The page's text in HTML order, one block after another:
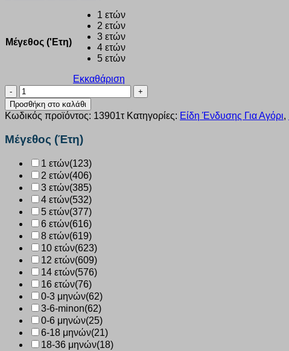
Μέγεθος ('Ετη)
1 ετών
2 ετών
3 ετών
4 ετών
5 ετών
Εκκαθάριση
Σετ
αγόρι
Joyce
“rock”
τιρκουάζ
13901
Προσθήκη στο καλάθι
Κωδικός προϊόντος: 13901τ Κατηγορίες: Είδη Ένδυσης Για Αγόρι,
Μέγεθος (Έτη)
1 ετών(123)
2 ετών(406)
3 ετών(385)
4 ετών(532)
5 ετών(377)
6 ετών(616)
8 ετών(619)
10 ετών(623)
12 ετών(609)
14 ετών(576)
16 ετών(76)
0-3 μηνών(62)
3-6-minon(62)
0-6 μηνών(25)
6-18 μηνών(21)
18-36 μηνών(18)